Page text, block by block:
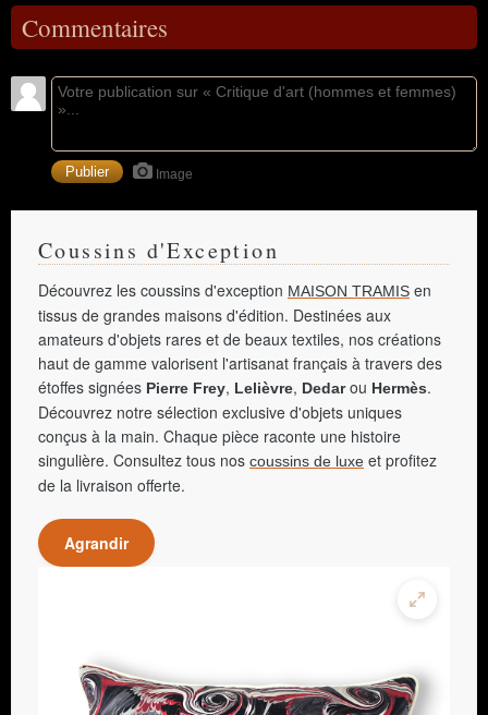
Commentaires
Image
Coussins d'Exception
Découvrez les coussins d'exception MAISON TRAMIS en
tissus de grandes maisons d'édition. Destinées aux
amateurs d'objets rares et de beaux textiles, nos créations
haut de gamme valorisent l'artisanat français à travers des
étoffes signées Pierre Frey, Lelièvre, Dedarou Hermès.
Découvrez notre sélection exclusive d'objets uniques
conçus à la main. Chaque pièce raconte une histoire
singulière. Consultez tous nos coussins de luxe et profitez
de la livraison offerte.
Agrandir